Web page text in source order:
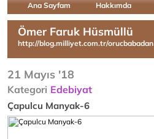
Ana Sayfam Hakkımda
Ömer Faruk Hüsmüllü
http://blog.milliyet.com.tr/orucbabadan
21 Mayıs '18
Kategori Edebiyat
Çapulcu Manyak-6